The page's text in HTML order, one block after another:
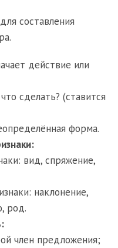
составления
действие или
сделать? (ставится
форма.
вид, спряжение,
наклонение,
род.
член предложения;